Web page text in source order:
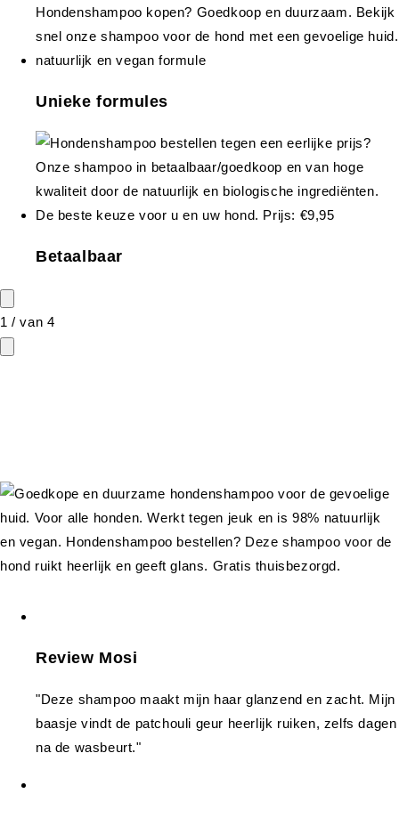
Unieke formules
Betaalbaar
1 /van 4
Review Mosi
"Deze shampoo maakt mijn haar glanzend en zacht. Mijn
baasje vindt de patchouli geur heerlijk ruiken, zelfs dagen
na de wasbeurt."